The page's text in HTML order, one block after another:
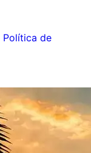
Política de